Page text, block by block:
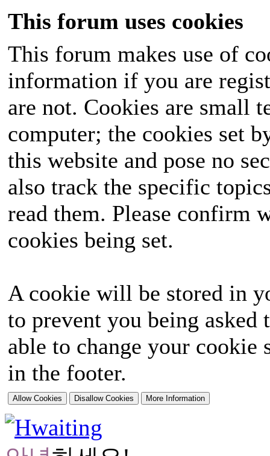
This forum uses cookies
This forum makes use of
information if you are
are not. Cookies are small
computer; the cookies set
this website and pose no
also track the specific
read them. Please confirm
cookies being set.
A cookie will be stored in
to prevent you being
able to change your
in the footer.